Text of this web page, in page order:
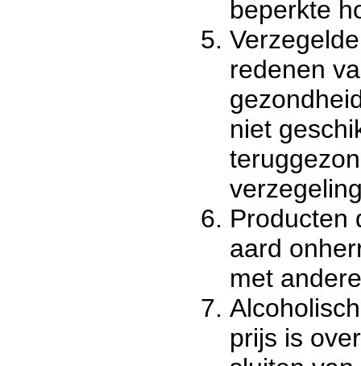
beperkte
redenen
niet
Producten
aard
met
prijs is